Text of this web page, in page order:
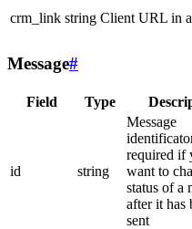
crm_link string Client URL in
Message#
Field Type
id string
Message
required if
want to
status of a
after it has
sent